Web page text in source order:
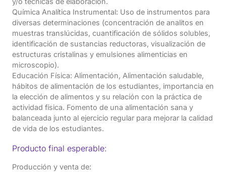
Química Analítica Instrumental: Uso de instrumentos para
diversas determinaciones (concentración de analitos en
muestras translúcidas, cuantificación de sólidos solubles,
identificación de sustancias reductoras, visualización de
estructuras cristalinas y emulsiones alimenticias en
microscopio).
Educación Física: Alimentación, Alimentación saludable,
hábitos de alimentación de los estudiantes, importancia en
la elección de alimentos y su relación con la práctica de
actividad física. Fomento de una alimentación sana y
balanceada junto al ejercicio regular para mejorar la calidad
de vida de los estudiantes.
Producto final esperable:
Producción y venta de: